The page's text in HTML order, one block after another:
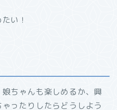
い！
ちゃんも楽しめるか、興
ったりしたらどうしよう